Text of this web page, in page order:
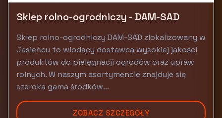
Sklep rolno-ogrodniczy - DAM-SAD
Sklep rolno-ogrodniczy DAM-SAD zlokalizowany w
Jasieńcu to wiodący dostawca wysokiej jakości
produktów do pielęgnacji ogrodów oraz upraw
rolnych. W naszym asortymencie znajduje się
szeroka gama środków...
ZOBACZ SZCZEGÓŁY